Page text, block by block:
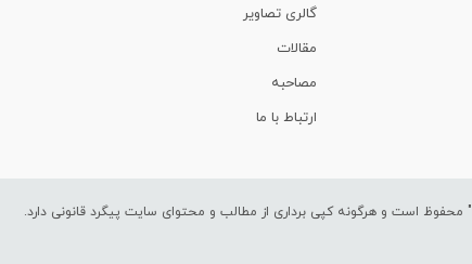
گالری تصاویر
مقالات
مصاحبه
ارتباط با ما
" محفوظ است و هرگونه کپی برداری از مطالب و محتوای سایت پیگرد قانونی دارد.